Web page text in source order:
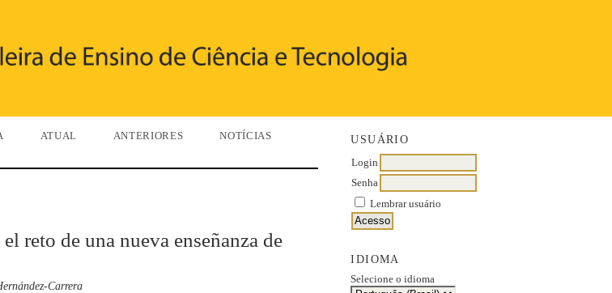
USUÁRIO
Login
Senha
Lembrar usuário
IDIOMA
Selecione o idioma
ATUAL ANTERIORES NOTÍCIAS
reto de una nueva enseñanza de
Carrera